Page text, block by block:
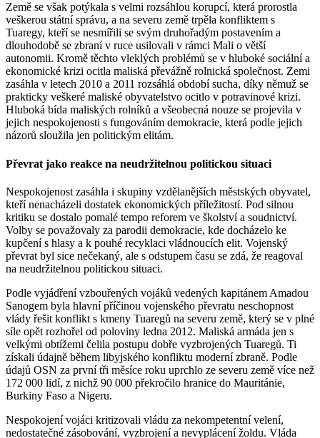
Země se však potýkala s velmi rozsáhlou korupcí, která prorostla
veškerou státní správu, a na severu země trpěla konfliktem s
Tuaregy, kteří se nesmířili se svým druhořadým postavením a
dlouhodobě se zbraní v ruce usilovali v rámci Mali o větší
autonomii. Kromě těchto vleklých problémů se v hluboké sociální a
ekonomické krizi ocitla maliská převážně rolnická společnost. Zemi
zasáhla v letech 2010 a 2011 rozsáhlá období sucha, díky němuž se
prakticky veškeré maliské obyvatelstvo ocitlo v potravinové krizi.
Hluboká bída maliských rolníků a všeobecná nouze se projevila v
jejich nespokojenosti s fungováním demokracie, která podle jejich
názorů sloužila jen politickým elitám.
Převrat jako reakce na neudržitelnou politickou situaci
Nespokojenost zasáhla i skupiny vzdělanějších městských obyvatel,
kteří nenacházeli dostatek ekonomických příležitostí. Pod silnou
kritiku se dostalo pomalé tempo reforem ve školství a soudnictví.
Volby se považovaly za parodii demokracie, kde docházelo ke
kupčení s hlasy a k pouhé recyklaci vládnoucích elit. Vojenský
převrat byl sice nečekaný, ale s odstupem času se zdá, že reagoval
na neudržitelnou politickou situaci.
Podle vyjádření vzbouřených vojáků vedených kapitánem Amadou
Sanogem byla hlavní příčinou vojenského převratu neschopnost
vlády řešit konflikt s kmeny Tuaregů na severu země, který se v plné
síle opět rozhořel od poloviny ledna 2012. Maliská armáda jen s
velkými obtížemi čelila postupu dobře vyzbrojených Tuaregů. Ti
získali údajně během libyjského konfliktu moderní zbraně. Podle
údajů OSN za první tři měsíce roku uprchlo ze severu země více než
172 000 lidí, z nichž 90 000 překročilo hranice do Mauritánie,
Burkiny Faso a Nigeru.
Nespokojení vojáci kritizovali vládu za nekompetentní velení,
nedostatečné zásobování, vyzbrojení a nevyplácení žoldu. Vláda